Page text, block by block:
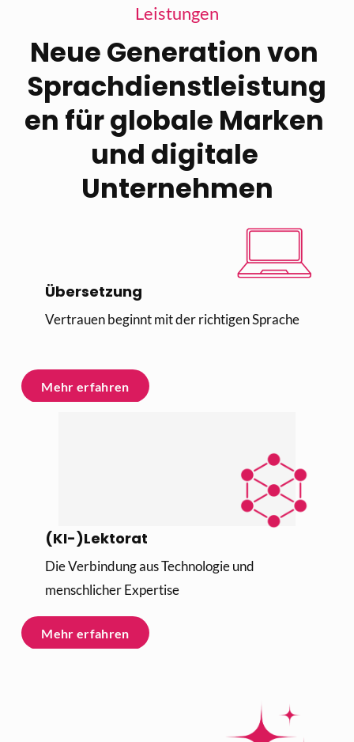
Leistungen
Neue Generation von
Sprachdienstleistung
en für globale Marken
und digitale
Unternehmen
Übersetzung
Vertrauen beginnt mit der richtigen Sprache
Mehr erfahren
(KI-)Lektorat
Die Verbindung aus Technologie und
menschlicher Expertise
Mehr erfahren